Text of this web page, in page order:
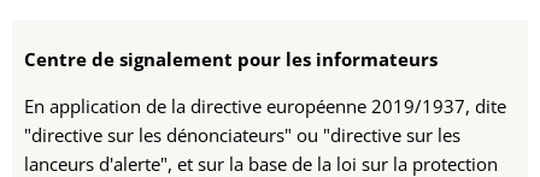
Centre de signalement pour les informateurs
En application de la directive européenne 2019/1937, dite
"directive sur les dénonciateurs" ou "directive sur les
lanceurs d'alerte", et sur la base de la loi sur la protection